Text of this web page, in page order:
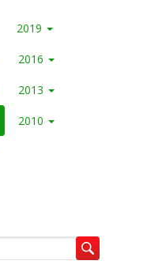
2019
2016
2013
2010